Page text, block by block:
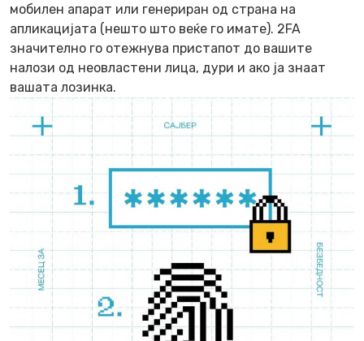
мобилен апарат или генериран од страна на
апликацијата (нешто што веќе го имате). 2FA
значително го отежнува пристапот до вашите
налози од неовластени лица, дури и ако ја знаат
вашата лозинка.